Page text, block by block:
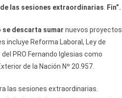
las sesiones extraordinarias. Fin”.
se descarta sumar nuevos proyectos
incluye Reforma Laboral, Ley de
PRO Fernando Iglesias como
de la Nación Nº 20.957.
las sesiones extraordinarias.